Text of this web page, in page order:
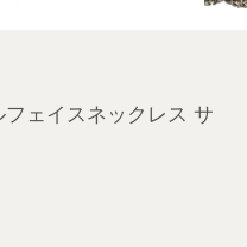
ェイスネックレス サ